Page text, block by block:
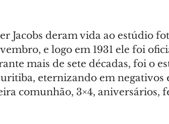
Jacobs deram vida ao estúdio
e logo em 1931 ele foi
mais de sete décadas, foi o
eternizando em negativos
comunhão, 3×4, aniversários,